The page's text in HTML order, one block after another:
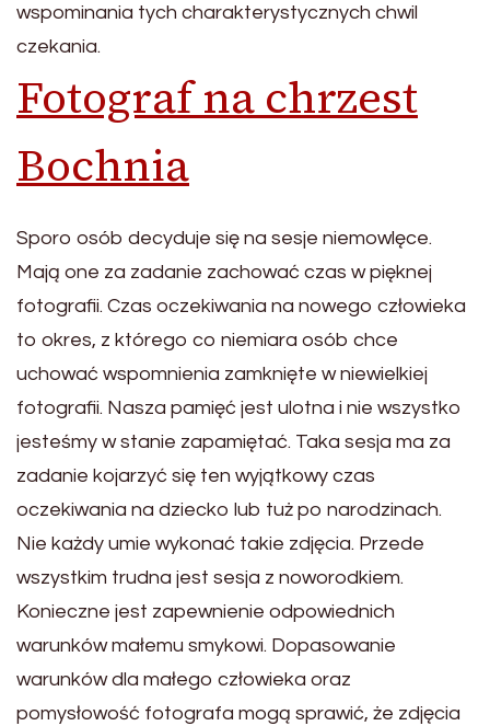
wspominania tych charakterystycznych chwil
czekania.
Fotograf na chrzest
Bochnia
Sporo osób decyduje się na sesje niemowlęce.
Mają one za zadanie zachować czas w pięknej
fotografii. Czas oczekiwania na nowego człowieka
to okres, z którego co niemiara osób chce
uchować wspomnienia zamknięte w niewielkiej
fotografii. Nasza pamięć jest ulotna i nie wszystko
jesteśmy w stanie zapamiętać. Taka sesja ma za
zadanie kojarzyć się ten wyjątkowy czas
oczekiwania na dziecko lub tuż po narodzinach.
Nie każdy umie wykonać takie zdjęcia. Przede
wszystkim trudna jest sesja z noworodkiem.
Konieczne jest zapewnienie odpowiednich
warunków małemu smykowi. Dopasowanie
warunków dla małego człowieka oraz
pomysłowość fotografa mogą sprawić, że zdjęcia